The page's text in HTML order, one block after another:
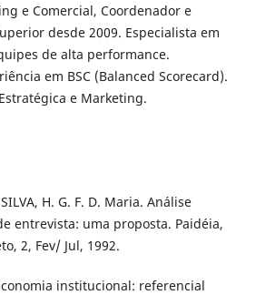
e Comercial, Coordenador e
desde 2009. Especialista em
de alta performance.
em BSC (Balanced Scorecard).
e Marketing.
H. G. F. D. Maria. Análise
entrevista: uma proposta. Paidéia,
2, Fev/ Jul, 1992.
institucional: referencial